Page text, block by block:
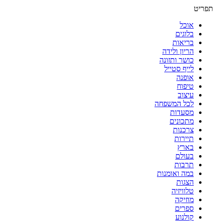
תפריט
אוכל
בלוגים
בריאות
הריון ולידה
כושר ותזונה
לייף סטייל
אופנה
טיפוח
עיצוב
לכל המשפחה
מסעדות
מתכונים
צרכנות
תיירות
בארץ
בעולם
תרבות
במה ואומנות
הצגות
טלוויזיה
מוזיקה
ספרים
קולנוע